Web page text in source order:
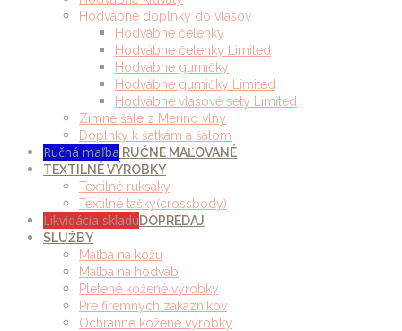
Hodvábne doplnky do vlasov
Hodvábne čelenky
Hodvábne čelenky Limited
Hodvábne gumičky
Hodvábne gumičky Limited
Hodvábne vlasové sety Limited
Zimné šále z Merino vlny
Doplnky k šatkám a šálom
Ručná maľba RUČNE MAĽOVANÉ
TEXTILNÉ VÝROBKY
Textilné ruksaky
Textilné tašky(crossbody)
Likvidácia skladuDOPREDAJ
SLUŽBY
Maľba na kožu
Maľba na hodváb
Pletené kožené výrobky
Pre firemných zákazníkov
Ochranné kožené výrobky